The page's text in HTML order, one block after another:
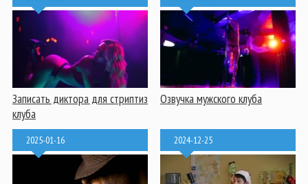
Записать диктора для стриптиз
клуба
Озвучка мужского клуба
2025-01-16 2024-12-25